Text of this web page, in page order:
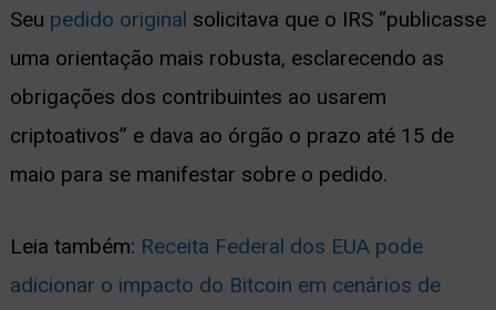
Seu pedido original solicitava que o IRS “publicasse
uma orientação mais robusta, esclarecendo as
obrigações dos contribuintes ao usarem
criptoativos” e dava ao órgão o prazo até 15 de
maio para se manifestar sobre o pedido.
Leia também: Receita Federal dos EUA pode
adicionar o impacto do Bitcoin em cenários de